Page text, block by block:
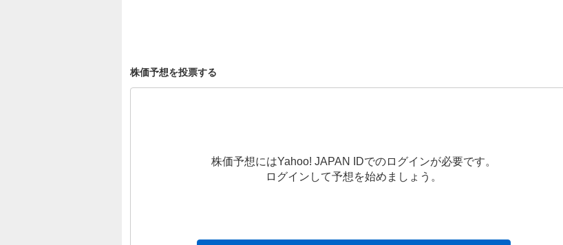
株価予想を投票する
株価予想にはYahoo! JAPAN IDでのログインが必要です。
ログインして予想を始めましょう。